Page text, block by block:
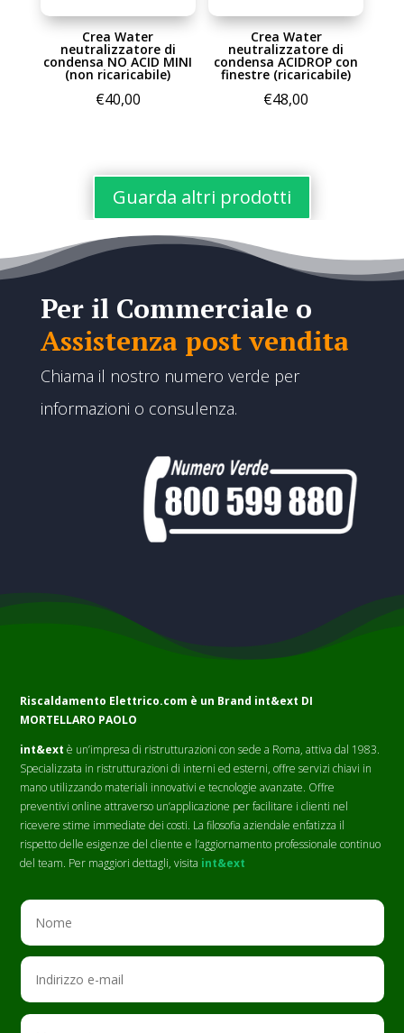
Crea Water
neutralizzatore di
condensa NO ACID MINI
(non ricaricabile)
€40,00
Crea Water
neutralizzatore di
condensa ACIDROP con
finestre (ricaricabile)
€48,00
Guarda altri prodotti
Per il Commerciale o
Assistenza post vendita
Chiama il nostro numero verde per
informazioni o consulenza.
Riscaldamento Elettrico.com è un Brand int&ext DI
MORTELLARO PAOLO
int&ext è un’impresa di ristrutturazioni con sede a Roma, attiva dal 1983.
Specializzata in ristrutturazioni di interni ed esterni, offre servizi chiavi in
mano utilizzando materiali innovativi e tecnologie avanzate. Offre
preventivi online attraverso un’applicazione per facilitare i clienti nel
ricevere stime immediate dei costi. La filosofia aziendale enfatizza il
rispetto delle esigenze del cliente e l’aggiornamento professionale continuo
del team. Per maggiori dettagli, visita int&ext